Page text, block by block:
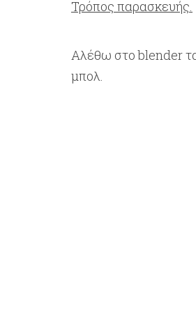
Τρόπος παρασκευής.
Αλέθω στο blender
μπολ.